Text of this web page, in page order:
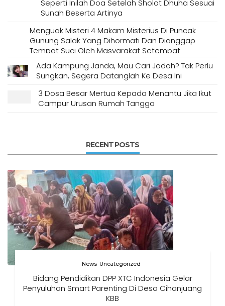
Seperti Inilah Doa Setelah Sholat Dhuha Sesuai
Sunah Beserta Artinya
Menguak Misteri 4 Makam Misterius Di Puncak
Gunung Salak Yang Dihormati Dan Dianggap
Tempat Suci Oleh Masyarakat Setempat
Ada Kampung Janda, Mau Cari Jodoh? Tak Perlu
Sungkan, Segera Datanglah Ke Desa Ini
3 Dosa Besar Mertua Kepada Menantu Jika Ikut
Campur Urusan Rumah Tangga
RECENT POSTS
News Uncategorized
Bidang Pendidikan DPP XTC Indonesia Gelar
Penyuluhan Smart Parenting Di Desa Cihanjuang
KBB